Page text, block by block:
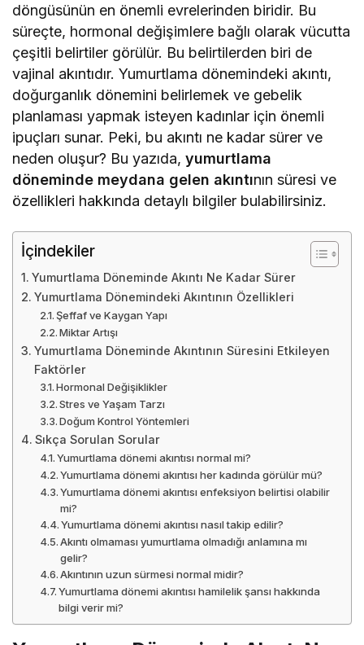
döngüsünün en önemli evrelerinden biridir. Bu
süreçte, hormonal değişimlere bağlı olarak vücutta
çeşitli belirtiler görülür. Bu belirtilerden biri de
vajinal akıntıdır. Yumurtlama dönemindeki akıntı,
doğurganlık dönemini belirlemek ve gebelik
planlaması yapmak isteyen kadınlar için önemli
ipuçları sunar. Peki, bu akıntı ne kadar sürer ve
neden oluşur? Bu yazıda,yumurtlama
döneminde meydana gelen akıntının süresi ve
özellikleri hakkında detaylı bilgiler bulabilirsiniz.
İçindekiler
Yumurtlama Döneminde Akıntı Ne Kadar Sürer
Yumurtlama Dönemindeki Akıntının Özellikleri
Şeffaf ve Kaygan Yapı
Miktar Artışı
Yumurtlama Döneminde Akıntının Süresini Etkileyen
Faktörler
Hormonal Değişiklikler
Stres ve Yaşam Tarzı
Doğum Kontrol Yöntemleri
Sıkça Sorulan Sorular
Yumurtlama dönemi akıntısı normal mi?
Yumurtlama dönemi akıntısı her kadında görülür mü?
Yumurtlama dönemi akıntısı enfeksiyon belirtisi olabilir
mi?
Yumurtlama dönemi akıntısı nasıl takip edilir?
Akıntı olmaması yumurtlama olmadığı anlamına mı
gelir?
Akıntının uzun sürmesi normal midir?
Yumurtlama dönemi akıntısı hamilelik şansı hakkında
bilgi verir mi?